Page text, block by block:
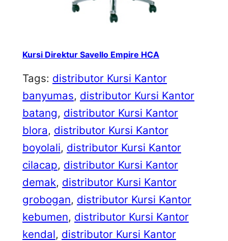
Kursi Direktur Savello Empire HCA
Tags: distributor Kursi Kantor
banyumas, distributor Kursi Kantor
batang, distributor Kursi Kantor
blora, distributor Kursi Kantor
boyolali, distributor Kursi Kantor
cilacap, distributor Kursi Kantor
demak, distributor Kursi Kantor
grobogan, distributor Kursi Kantor
kebumen, distributor Kursi Kantor
kendal, distributor Kursi Kantor